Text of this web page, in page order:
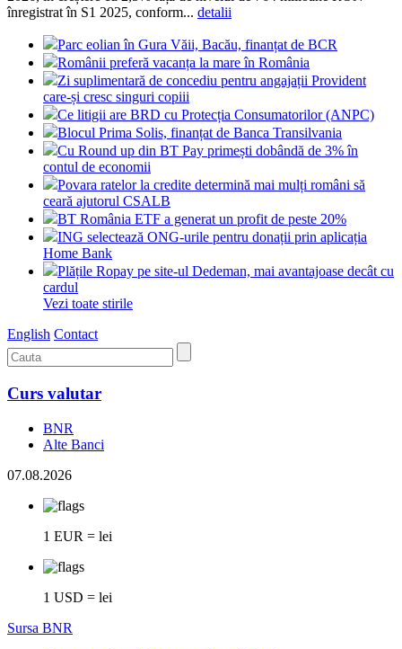
înregistrat în S1 2025, conform... detalii
Parc eolian în Gura Văii, Bacău, finanțat de BCR
Românii preferă vacanța la mare în România
Zi suplimentară de concediu pentru angajații Provident
care-și cresc singuri copiii
Ce litigii are BRD cu Protecția Consumatorilor (ANPC)
Blocul Prima Solis, finanțat de Banca Transilvania
Cu Round up din BT Pay primești dobândă de 3% în
contul de economii
Povara ratelor la credite determină mai mulți români să
ceară ajutorul CSALB
BT România ETF a generat un profit de peste 20%
ING selectează ONG-urile pentru donații prin aplicația
Home Bank
Plățile Ropay pe site-ul Dedeman, mai avantajoase decât cu
cardul
Vezi toate stirile
English Contact
Curs valutar
BNR
Alte Banci
07.08.2026
1 EUR = lei
1 USD = lei
Sursa BNR